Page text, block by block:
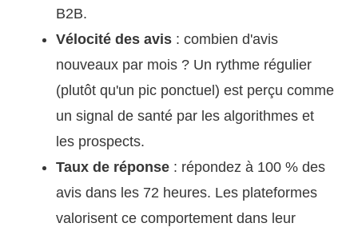
B2B.
Vélocité des avis : combien d'avis
nouveaux par mois ? Un rythme régulier
(plutôt qu'un pic ponctuel) est perçu comme
un signal de santé par les algorithmes et
les prospects.
Taux de réponse : répondez à 100 % des
avis dans les 72 heures. Les plateformes
valorisent ce comportement dans leur